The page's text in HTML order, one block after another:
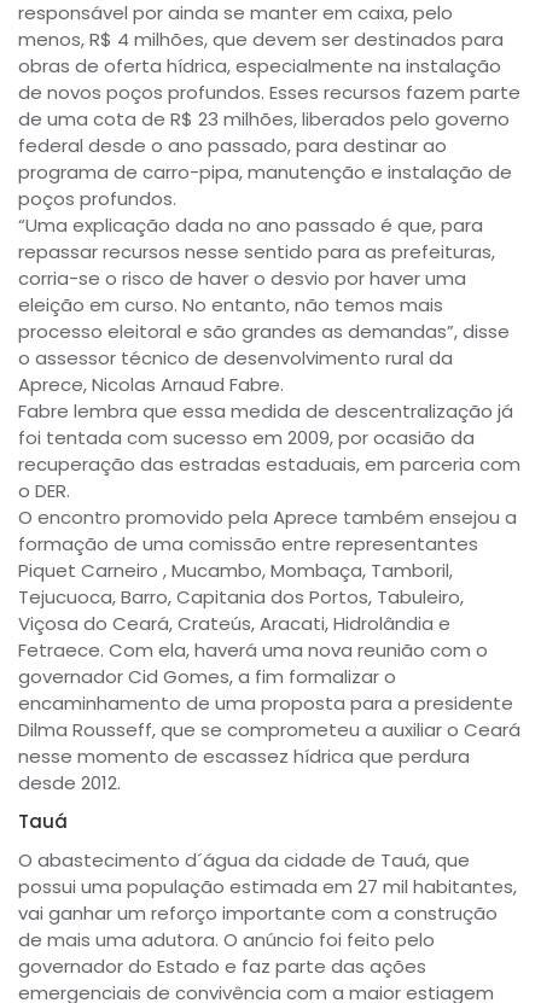
responsável por ainda se manter em caixa, pelo
menos, R$ 4 milhões, que devem ser destinados para
obras de oferta hídrica, especialmente na instalação
de novos poços profundos. Esses recursos fazem parte
de uma cota de R$ 23 milhões, liberados pelo governo
federal desde o ano passado, para destinar ao
programa de carro-pipa, manutenção e instalação de
poços profundos.
“Uma explicação dada no ano passado é que, para
repassar recursos nesse sentido para as prefeituras,
corria-se o risco de haver o desvio por haver uma
eleição em curso. No entanto, não temos mais
processo eleitoral e são grandes as demandas”, disse
o assessor técnico de desenvolvimento rural da
Aprece, Nicolas Arnaud Fabre.
Fabre lembra que essa medida de descentralização já
foi tentada com sucesso em 2009, por ocasião da
recuperação das estradas estaduais, em parceria com
o DER.
O encontro promovido pela Aprece também ensejou a
formação de uma comissão entre representantes
Piquet Carneiro , Mucambo, Mombaça, Tamboril,
Tejucuoca, Barro, Capitania dos Portos, Tabuleiro,
Viçosa do Ceará, Crateús, Aracati, Hidrolândia e
Fetraece. Com ela, haverá uma nova reunião com o
governador Cid Gomes, a fim formalizar o
encaminhamento de uma proposta para a presidente
Dilma Rousseff, que se comprometeu a auxiliar o Ceará
nesse momento de escassez hídrica que perdura
desde 2012.
Tauá
O abastecimento d´água da cidade de Tauá, que
possui uma população estimada em 27 mil habitantes,
vai ganhar um reforço importante com a construção
de mais uma adutora. O anúncio foi feito pelo
governador do Estado e faz parte das ações
emergenciais de convivência com a maior estiagem